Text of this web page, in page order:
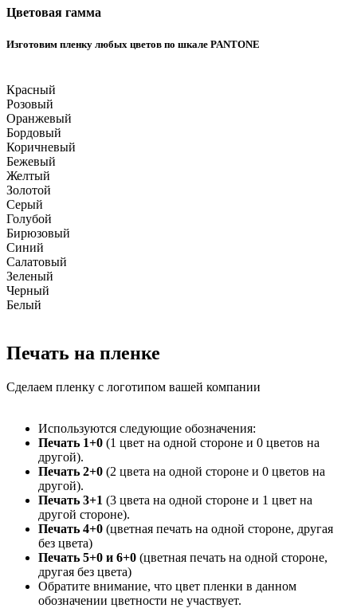
Цветовая гамма
Изготовим пленку любых цветов по шкале PANTONE
Красный
Розовый
Оранжевый
Бордовый
Коричневый
Бежевый
Желтый
Золотой
Серый
Голубой
Бирюзовый
Синий
Салатовый
Зеленый
Черный
Белый
Печать на пленке
Сделаем пленку с логотипом вашей компании
Используются следующие обозначения:
Печать 1+0 (1 цвет на одной стороне и 0 цветов на
другой).
Печать 2+0 (2 цвета на одной стороне и 0 цветов на
другой).
Печать 3+1 (3 цвета на одной стороне и 1 цвет на
другой стороне).
Печать 4+0 (цветная печать на одной стороне, другая
без цвета)
Печать 5+0 и 6+0 (цветная печать на одной стороне,
другая без цвета)
Обратите внимание, что цвет пленки в данном
обозначении цветности не участвует.